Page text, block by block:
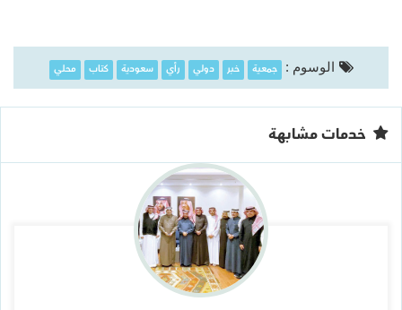
الوسوم : جمعية خبر دولي رأي سعودية كتاب محلي
خدمات مشابهة